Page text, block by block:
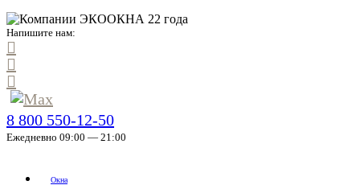
Напишите нам:
8 800 550-12-50
Ежедневно 09:00 — 21:00
Окна